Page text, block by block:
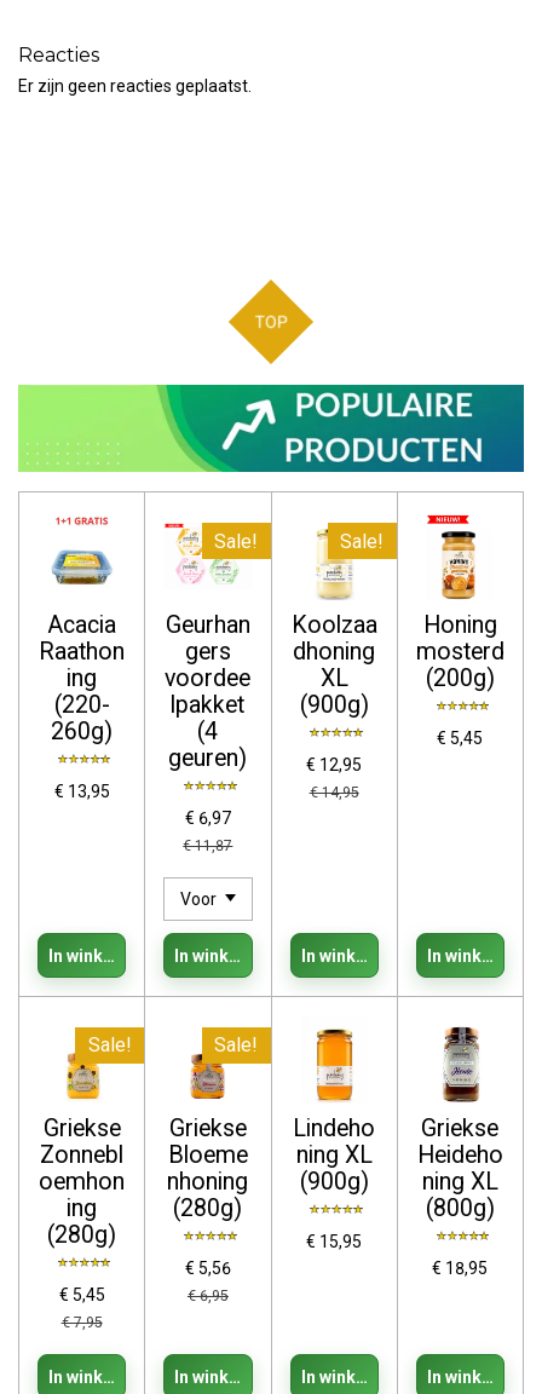
Reacties
Er zijn geen reacties geplaatst.
TOP
Acacia
Raathon
ing
(220-
260g)
€ 13,95
In winkelwagen
Sale!
Geurhan
gers
voordee
lpakket
(4
geuren)
€ 6,97
€ 11,87
In winkelwagen
Sale!
Koolzaa
dhoning
XL
(900g)
€ 12,95
€ 14,95
In winkelwagen
Honing
mosterd
(200g)
€ 5,45
In
Sale!
Griekse
Zonnebl
oemhon
ing
(280g)
€ 5,45
€ 7,95
In winkelwagen
Sale!
Griekse
Bloeme
nhoning
(280g)
€ 5,56
€ 6,95
In winkelwagen
Lindeho
ning XL
(900g)
€ 15,95
In winkelwagen
Griekse
Heideho
ning XL
(800g)
€ 18,95
In